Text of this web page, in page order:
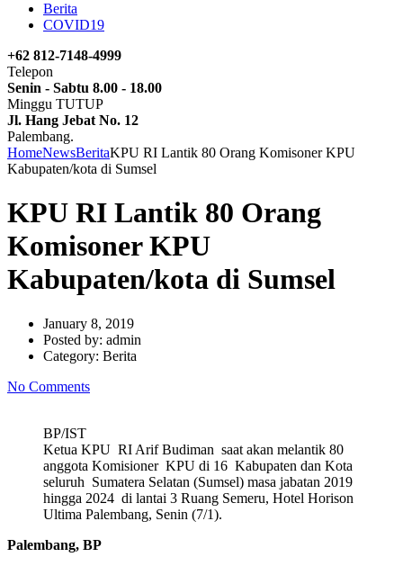
Berita
COVID19
+62 812-7148-4999
Telepon
Senin - Sabtu 8.00 - 18.00
Minggu TUTUP
Jl. Hang Jebat No. 12
Palembang.
HomeNewsBeritaKPU RI Lantik 80 Orang Komisoner KPU
Kabupaten/kota di Sumsel
KPU RI Lantik 80 Orang
Komisoner KPU
Kabupaten/kota di Sumsel
January 8, 2019
Posted by: admin
Category: Berita
No Comments
BP/IST
Ketua KPU RI Arif Budiman saat akan melantik 80
anggota Komisioner KPU di 16 Kabupaten dan Kota
seluruh Sumatera Selatan (Sumsel) masa jabatan 2019
hingga 2024 di lantai 3 Ruang Semeru, Hotel Horison
Ultima Palembang, Senin (7/1).
Palembang, BP